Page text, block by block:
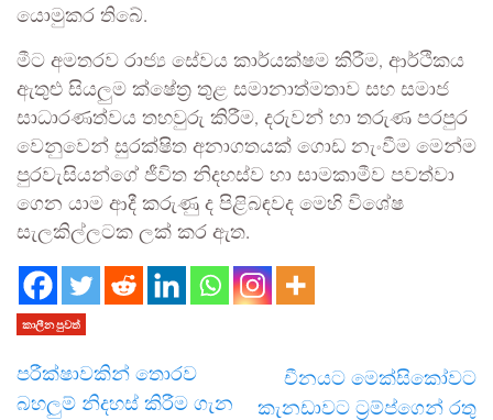
යොමුකර තිබේ.
මීට අමතරව රාජ්‍ය සේවය කාර්යක්ෂම කිරීම, ආර්ථිකය
ඇතුළු සියලුම ක්ෂේත්‍ර තුළ සමානාත්මතාව සහ සමාජ
සාධාරණත්වය තහවුරු කිරීම, දරුවන් හා තරුණ පරපුර
වෙනුවෙන් සුරක්ෂිත අනාගතයක් ගොඩ නැංවීම මෙන්ම
පුරවැසියන්ගේ ජීවිත නිදහස්ව හා සාමකාමීව පවත්වා
ගෙන යාම ආදී කරුණු ද පිළිබඳවද මෙහි විශේෂ
සැලකිල්ලටක ලක් කර ඇත.
කාලීන පුවත්
පරීක්ෂාවකින් තොරව
බහලුම් නිදහස් කිරීම ගැන
චීනයට මෙක්සිකෝවට
කැනඩාවට ට්‍රම්ප්ගෙන් රතු